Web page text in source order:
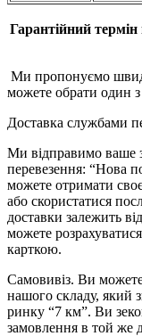
Гарантійний термін
Ми пропонуємо
можете обрати один з
Доставка службами
Ми відправимо ваше
перевезення: “Нова
можете отримати
або скористатися
доставки залежить
можете
карткою.
Самовивіз. Ви
нашого складу, який
ринку “7 км”. Ви
замовлення в той же